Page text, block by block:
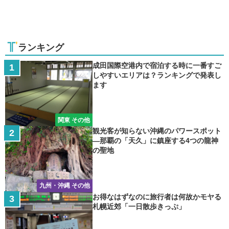
ランキング
関東 その他
成田国際空港内で宿泊する時に一番すご
しやすいエリアは？ランキングで発表し
ます
九州・沖縄 その他
観光客が知らない沖縄のパワースポット
―那覇の「天久」に鎮座する4つの龍神
の聖地
お得なはずなのに旅行者は何故かモヤる
札幌近郊「一日散歩きっぷ」